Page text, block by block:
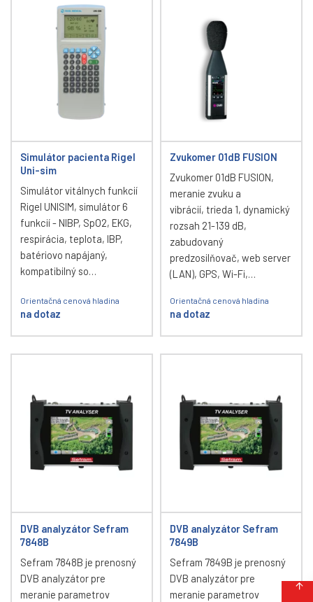
Simulátor pacienta Rigel
Uni-sim
Simulátor vitálnych funkcií
Rigel UNISIM, simulátor 6
funkcií - NIBP, SpO2, EKG,
respirácia, teplota, IBP,
batériovo napájaný,
kompatibilný so…
Orientačná cenová hladina
na dotaz
Zvukomer 01dB FUSION
Zvukomer 01dB FUSION,
meranie zvuku a
vibrácií, trieda 1, dynamický
rozsah 21-139 dB,
zabudovaný
predzosilňovač, web server
(LAN), GPS, Wi-Fi,…
Orientačná cenová hladina
na dotaz
DVB analyzátor Sefram
7848B
Sefram 7848B je prenosný
DVB analyzátor pre
meranie parametrov
DVB analyzátor Sefram
7849B
Sefram 7849B je prenosný
DVB analyzátor pre
meranie parametrov